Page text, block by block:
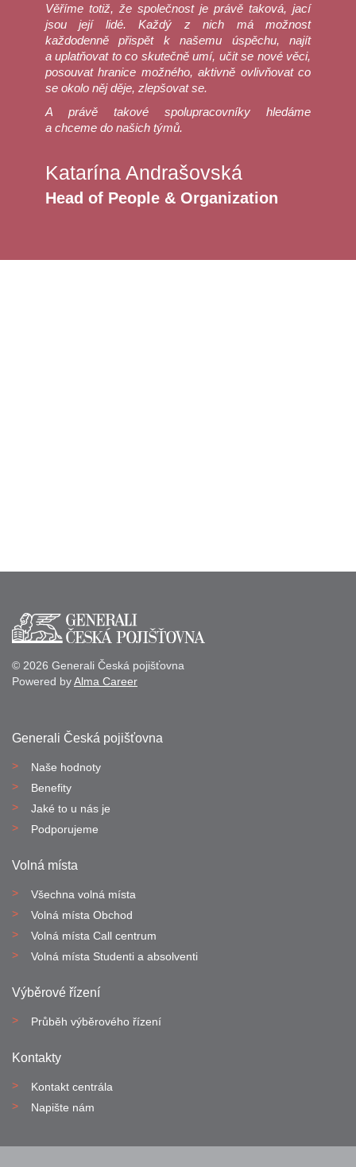
Věříme totiž, že společnost je právě taková, jací
jsou její lidé. Každý z nich má možnost
každodenně přispět k našemu úspěchu, najít
a uplatňovat to co skutečně umí, učit se nové věci,
posouvat hranice možného, aktivně ovlivňovat co
se okolo něj děje, zlepšovat se.
A právě takové spolupracovníky hledáme
a chceme do našich týmů.
Katarína Andrašovská
Head of People & Organization
© 2026 Generali Česká pojišťovna
Powered byAlma Career
Generali Česká pojišťovna
Naše hodnoty
Benefity
Jaké to u nás je
Podporujeme
Volná místa
Všechna volná místa
Volná místa Obchod
Volná místa Call centrum
Volná místa Studenti a absolventi
Výběrové řízení
Průběh výběrového řízení
Kontakty
Kontakt centrála
Napište nám